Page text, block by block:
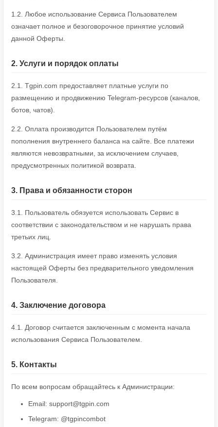
1.2. Любое использование Сервиса Пользователем
означает полное и безоговорочное принятие условий
данной Оферты.
2. Услуги и порядок оплаты
2.1. Tgpin.com предоставляет платные услуги по
размещению и продвижению Telegram-ресурсов (каналов,
ботов, чатов).
2.2. Оплата производится Пользователем путём
пополнения внутреннего баланса на сайте. Все платежи
являются невозвратными, за исключением случаев,
предусмотренных политикой возврата.
3. Права и обязанности сторон
3.1. Пользователь обязуется использовать Сервис в
соответствии с законодательством и не нарушать права
третьих лиц.
3.2. Администрация имеет право изменять условия
настоящей Оферты без предварительного уведомления
Пользователя.
4. Заключение договора
4.1. Договор считается заключенным с момента начала
использования Сервиса Пользователем.
5. Контакты
По всем вопросам обращайтесь к Администрации:
Email: support@tgpin.com
Telegram: @tgpincombot